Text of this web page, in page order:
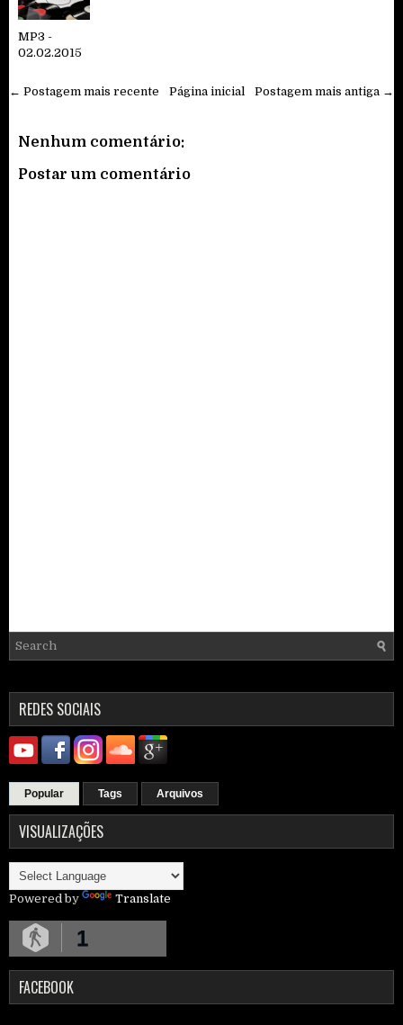
MP3 -
02.02.2015
← Postagem mais recente Postagem mais antiga →
Página inicial
Nenhum comentário:
Postar um comentário
REDES SOCIAIS
Popular Tags Arquivos
VISUALIZAÇÕES
Powered by Translate
1
FACEBOOK